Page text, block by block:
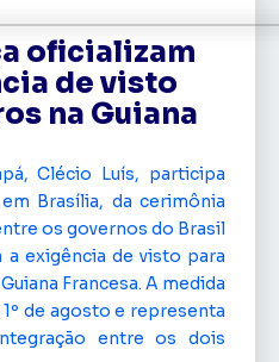
oficializam
de visto
na Guiana
Clécio Luís, participa
Brasília, da cerimônia
os governos do Brasil
a exigência de visto para
Francesa. A medida
de agosto e representa
entre os dois